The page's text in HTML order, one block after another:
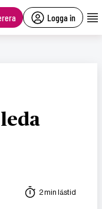
Logga in
2 min lästid